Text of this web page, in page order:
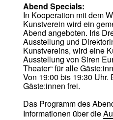
Abend Specials:
In Kooperation mit dem
Kunstverein wird ein
Abend angeboten. Iris
Ausstellung und
Kunstvereins, wird eine
Ausstellung von Siren
Theater“ für alle
Von 19:00 bis 19:30 Uhr.
Gäste:innen frei.
Das Programm des
Informationen über die